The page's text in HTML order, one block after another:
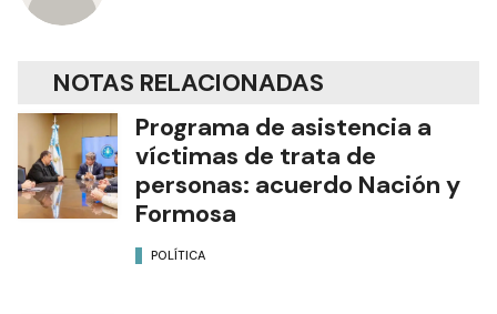
NOTAS RELACIONADAS
Programa de asistencia a
víctimas de trata de
personas: acuerdo Nación y
Formosa
POLÍTICA